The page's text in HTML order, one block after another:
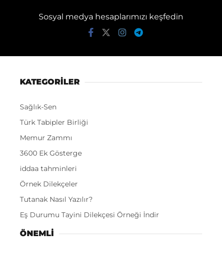
Sosyal medya hesaplarımızı keşfedin
KATEGORİLER
Sağlık-Sen
Türk Tabipler Birliği
Memur Zammı
3600 Ek Gösterge
iddaa tahminleri
Örnek Dilekçeler
Tutanak Nasıl Yazılır?
Eş Durumu Tayini Dilekçesi Örneği İndir
ÖNEMLI